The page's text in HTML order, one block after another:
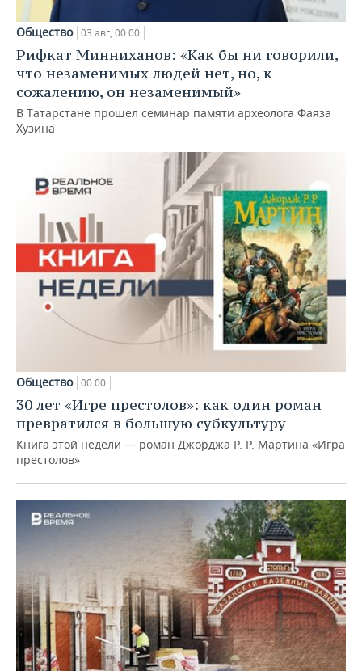
Общество 03 авг, 00:00
Рифкат Минниханов: «Как бы ни говорили,
что незаменимых людей нет, но, к
сожалению, он незаменимый»
В Татарстане прошел семинар памяти археолога Фаяза
Хузина
Общество 00:00
30 лет «Игре престолов»: как один роман
превратился в большую субкультуру
Книга этой недели — роман Джорджа Р. Р. Мартина «Игра
престолов»